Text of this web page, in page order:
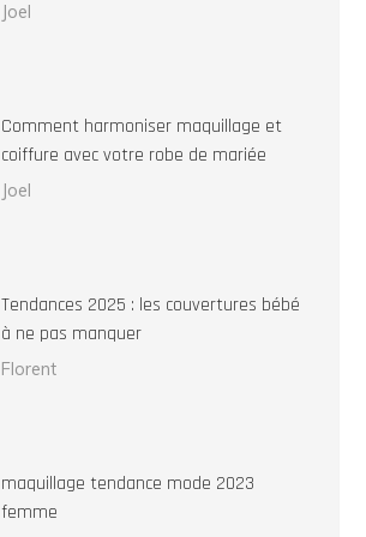
Joel
Comment harmoniser maquillage et
coiffure avec votre robe de mariée
Joel
Tendances 2025 : les couvertures bébé
à ne pas manquer
Florent
maquillage tendance mode 2023
femme